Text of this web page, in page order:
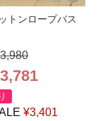
トンロープバス
3,980
3,781
¥3,401